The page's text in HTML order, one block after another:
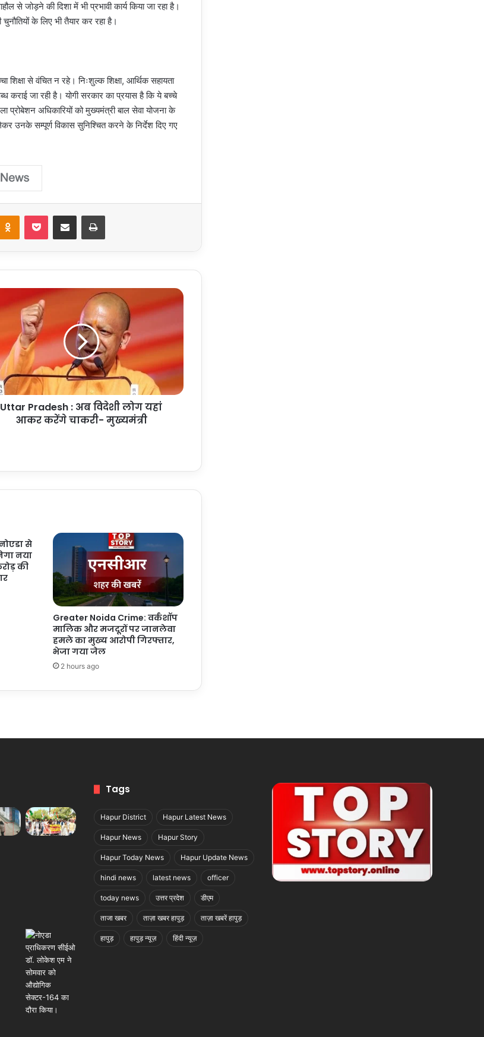
से जोड़ने की दिशा में भी प्रभावी कार्य किया जा रहा है।
के लिए भी तैयार कर रहा है।
शिक्षा से वंचित न रहे। निःशुल्क शिक्षा, आर्थिक सहायता
कराई जा रही है। योगी सरकार का प्रयास है कि ये बच्चे
अधिकारियों को मुख्यमंत्री बाल सेवा योजना के
उनके सम्पूर्ण विकास सुनिश्चित करने के निर्देश दिए गए
Odnoklassniki
Pocket Share via Email Print
Uttar Pradesh : अब विदेशी लोग यहां
आकर करेंगे चाकरी- मुख्यमंत्री
से
नया
की
Greater Noida Crime: वर्कशॉप
मालिक और मजदूरों पर जानलेवा
हमले का मुख्य आरोपी गिरफ्तार,
भेजा गया जेल
2 hours ago
Tags
Hapur District Hapur Latest News
Hapur News Hapur Story
Hapur Today News Hapur Update News
hindi news latest news officer
today news उत्तर प्रदेश डीएम
ताजा खबर ताज़ा खबर हापुड़ ताज़ा खबरें हापुड़
हापुड़ हापुड़ न्यूज़ हिंदी न्यूज़